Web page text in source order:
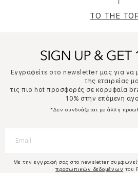
TO THE
Εγγραφείτε στο newsletter μας για να
της εταιρείας
τις πιο hot προσφορές σε κορυφαία
10% στην επόμενη
*Δεν συνδυάζεται με άλλη
Με την εγγραφή σας στο newsletter
προσωπικών δεδομένων του